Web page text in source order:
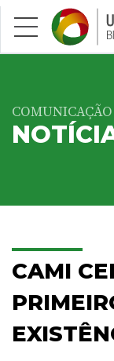
Saltar para
COMUNICAÇÃO
CAMI